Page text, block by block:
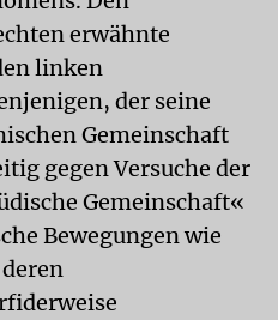
erwähnte
linken
der seine
Gemeinschaft
gegen Versuche der
Gemeinschaft«
Bewegungen wie